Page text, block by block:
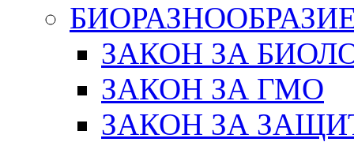
ЗАКОН ЗА
ЗАКОН ЗА ГМО
ЗАКОН ЗА